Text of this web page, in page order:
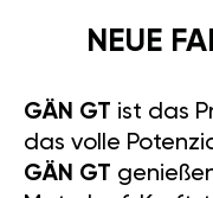
NEUE
GÄN GT ist das
das volle
GÄN GT